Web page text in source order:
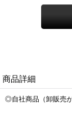
商品詳細
◎自社商品（卸販売が